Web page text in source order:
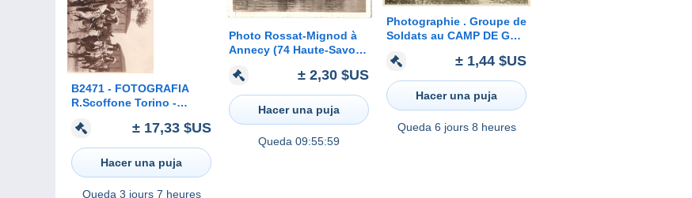
B2471 - FOTOGRAFIA
R.Scoffone Torino -
CAVALIERI REALI A
CAVALLO - COSTUMI
± 17,33 $US
Hacer una puja
Queda 3 jours 7 heures
Photo Rossat-Mignod à
Annecy (74 Haute-Savoie)
Château des Ducs de
Nemours
± 2,30 $US
Hacer una puja
Queda 09:55:59
Photographie . Groupe de
Soldats au CAMP DE GER
± 1,44 $US
Hacer una puja
Queda 6 jours 8 heures